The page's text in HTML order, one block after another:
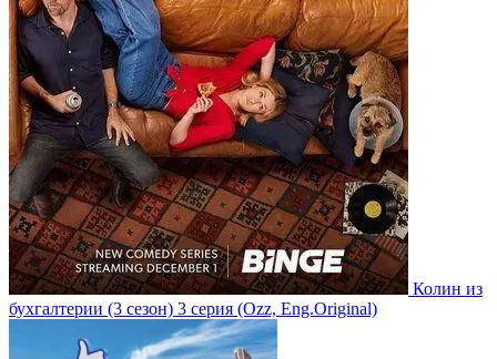
Колин из
бухгалтерии (3 сезон) 3 серия (Ozz, Eng.Original)